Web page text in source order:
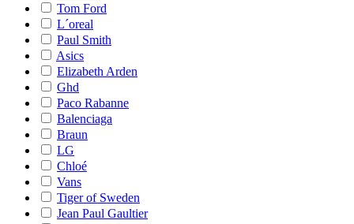
Tom Ford
L´oreal
Paul Smith
Asics
Elizabeth Arden
Ghd
Paco Rabanne
Balenciaga
Braun
LG
Chloé
Vans
Tiger of Sweden
Jean Paul Gaultier